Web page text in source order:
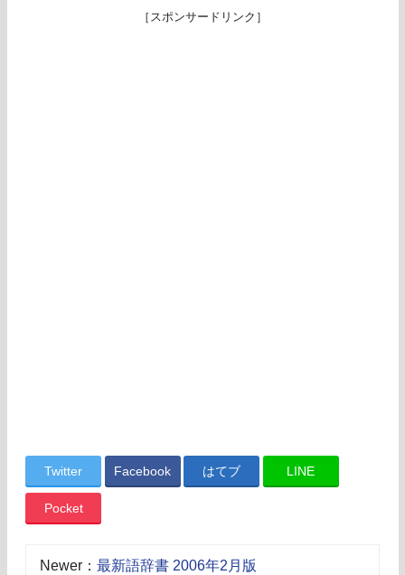
［スポンサードリンク］
Twitter Facebook はてブ LINE
Pocket
Newer： 最新語辞書 2006年2月版